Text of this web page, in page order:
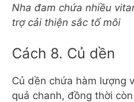
Nha đam chứa nhiều
trợ cải thiện sắc tố môi
Cách 8. Củ dền
Củ dền chứa hàm lượng
quả chanh, đồng thời